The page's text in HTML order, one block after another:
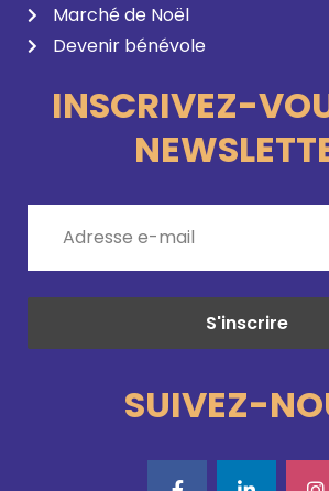
Marché de Noël
Devenir bénévole
INSCRIVEZ-
SUIVEZ-